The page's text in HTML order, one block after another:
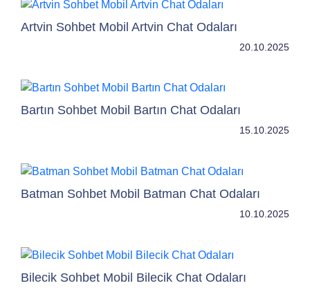
Artvin Sohbet Mobil Artvin Chat Odaları
20.10.2025
Bartın Sohbet Mobil Bartın Chat Odaları
15.10.2025
Batman Sohbet Mobil Batman Chat Odaları
10.10.2025
Bilecik Sohbet Mobil Bilecik Chat Odaları